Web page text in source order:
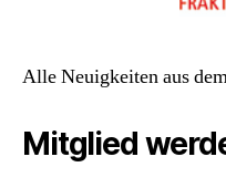
Alle Neuigkeiten aus
Mitglied